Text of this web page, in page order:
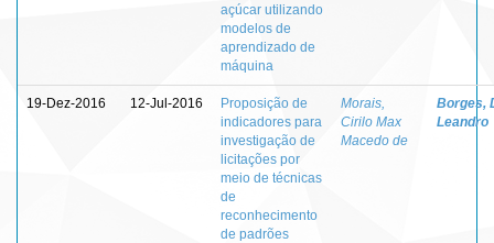
açúcar utilizando
modelos de
aprendizado de
máquina
19-Dez-2016 12-Jul-2016
Proposição de
indicadores para
investigação de
licitações por
meio de técnicas
de
reconhecimento
de padrões
Morais,
Cirilo Max
Macedo de
Borges,
Leandro